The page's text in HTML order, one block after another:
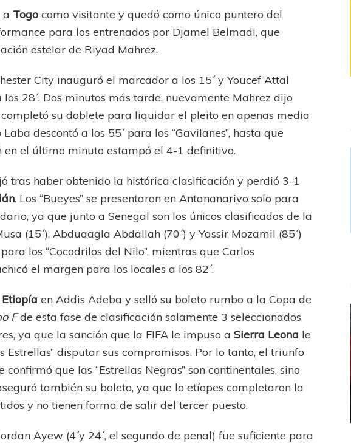
a Togo como visitante y quedó como único puntero del
para los entrenados por Djamel Belmadi, que
estelar de Riyad Mahrez.
City inauguró el marcador a los 15´ y Youcef Attal
28´. Dos minutos más tarde, nuevamente Mahrez dijo
su doblete para liquidar el pleito en apenas media
descontó a los 55´ para los “Gavilanes”, hasta que
en el último minuto estampó el 4-1 definitivo.
tras haber obtenido la histórica clasificación y perdió 3-1
. Los “Bueyes” se presentaron en Antananarivo solo para
ya que junto a Senegal son los únicos clasificados de la
(15´), Abduaagla Abdallah (70´) y Yassir Mozamil (85´)
los “Cocodrilos del Nilo”, mientras que Carlos
el margen para los locales a los 82´.
Etiopía en Addis Adeba y selló su boleto rumbo a la Copa de
Fde esta fase de clasificación solamente 3 seleccionados
ya que la sanción que la FIFA le impuso aSierra Leona le
Estrellas” disputar sus compromisos. Por lo tanto, el triunfo
confirmó que las “Estrellas Negras” son continentales, sino
también su boleto, ya que lo etíopes completaron la
y no tienen forma de salir del tercer puesto.
Ayew (4´y 24´, el segundo de penal) fue suficiente para